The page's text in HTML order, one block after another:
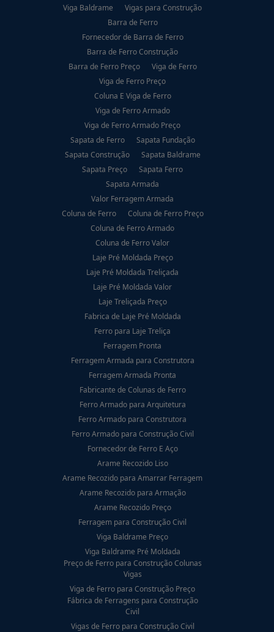
Viga Baldrame
Vigas para Construção
Barra de Ferro
Fornecedor de Barra de Ferro
Barra de Ferro Construção
Barra de Ferro Preço
Viga de Ferro
Viga de Ferro Preço
Coluna E Viga de Ferro
Viga de Ferro Armado
Viga de Ferro Armado Preço
Sapata de Ferro
Sapata Fundação
Sapata Construção
Sapata Baldrame
Sapata Preço
Sapata Ferro
Sapata Armada
Valor Ferragem Armada
Coluna de Ferro
Coluna de Ferro Preço
Coluna de Ferro Armado
Coluna de Ferro Valor
Laje Pré Moldada Preço
Laje Pré Moldada Treliçada
Laje Pré Moldada Valor
Laje Treliçada Preço
Fabrica de Laje Pré Moldada
Ferro para Laje Treliça
Ferragem Pronta
Ferragem Armada para Construtora
Ferragem Armada Pronta
Fabricante de Colunas de Ferro
Ferro Armado para Arquitetura
Ferro Armado para Construtora
Ferro Armado para Construção Civil
Fornecedor de Ferro E Aço
Arame Recozido Liso
Arame Recozido para Amarrar Ferragem
Arame Recozido para Armação
Arame Recozido Preço
Ferragem para Construção Civil
Viga Baldrame Preço
Viga Baldrame Pré Moldada
Preço de Ferro para Construção Colunas
Vigas
Viga de Ferro para Construção Preço
Fábrica de Ferragens para Construção
Civil
Vigas de Ferro para Construção Civil